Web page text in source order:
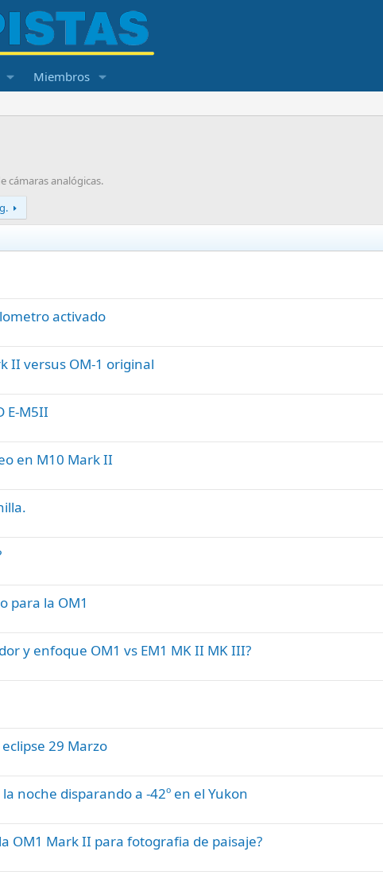
Miembros
cámaras analógicas.
activado
II versus OM-1 original
E-M5II
en M10 Mark II
para la OM1
y enfoque OM1 vs EM1 MK II MK III?
29 Marzo
noche disparando a -42º en el Yukon
OM1 Mark II para fotografia de paisaje?